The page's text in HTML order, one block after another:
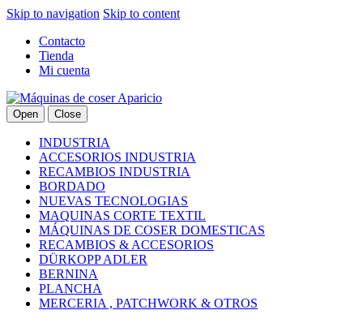
Skip to navigation Skip to content
Contacto
Tienda
Mi cuenta
Open Close
INDUSTRIA
ACCESORIOS INDUSTRIA
RECAMBIOS INDUSTRIA
BORDADO
NUEVAS TECNOLOGIAS
MAQUINAS CORTE TEXTIL
MÁQUINAS DE COSER DOMESTICAS
RECAMBIOS & ACCESORIOS
DÜRKOPP ADLER
BERNINA
PLANCHA
MERCERIA , PATCHWORK & OTROS